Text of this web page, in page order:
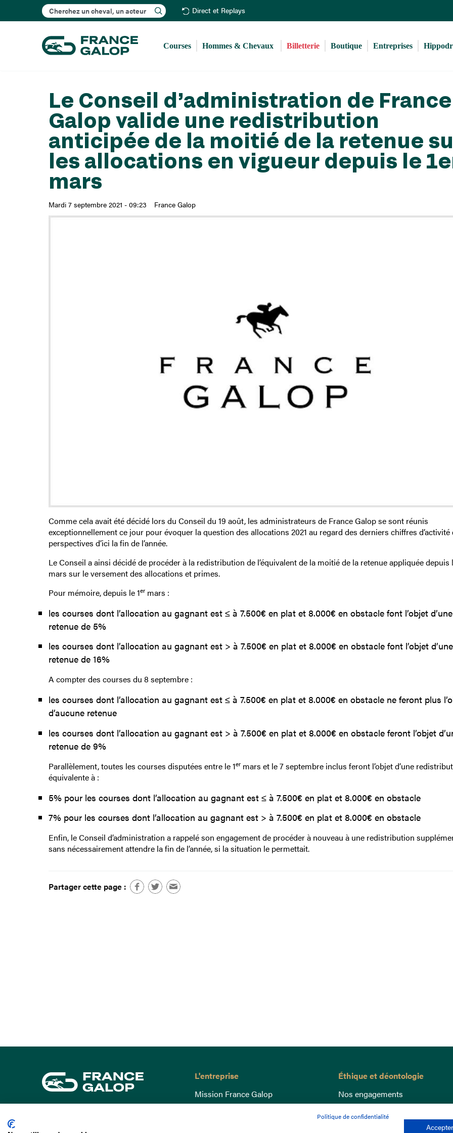
au
principal
Rechercher Direct et Replays
Courses Hommes & Chevaux Billetterie Boutique Entreprises
Le Conseil d’administration de France
Galop valide une redistribution
anticipée de la moitié de la retenue
les allocations en vigueur depuis le
mars
Mardi 7 septembre 2021 - 09:23 France Galop
Comme cela avait été décidé lors du Conseil du 19 août, les administrateurs de France Galop se sont réunis
exceptionnellement ce jour pour évoquer la question des allocations 2021 au regard des derniers chiffres d’activité
perspectives d’ici la fin de l’année.
Le Conseil a ainsi décidé de procéder à la redistribution de l’équivalent de la moitié de la retenue appliquée depuis
mars sur le versement des allocations et primes.
Pour mémoire, depuis le 1ermars :
les courses dont l’allocation au gagnant est ≤ à 7.500€ en plat et 8.000€ en obstacle font l’objet d’une
retenue de 5%
les courses dont l’allocation au gagnant est > à 7.500€ en plat et 8.000€ en obstacle font l’objet d’une
retenue de 16%
A compter des courses du 8 septembre :
les courses dont l’allocation au gagnant est ≤ à 7.500€ en plat et 8.000€ en obstacle ne feront plus
d’aucune retenue
les courses dont l’allocation au gagnant est > à 7.500€ en plat et 8.000€ en obstacle feront l’objet
retenue de 9%
Parallèlement, toutes les courses disputées entre le 1ermars et le 7 septembre inclus feront l’objet d’une
équivalente à :
5% pour les courses dont l’allocation au gagnant est ≤ à 7.500€ en plat et 8.000€ en obstacle
7% pour les courses dont l’allocation au gagnant est > à 7.500€ en plat et 8.000€ en obstacle
Enfin, le Conseil d’administration a rappelé son engagement de procéder à nouveau à une redistribution
sans nécessairement attendre la fin de l’année, si la situation le permettait.
Partager cette page :
L'entreprise
Mission France Galop
Gouvernance
Éthique et déontologie
Nos engagements
Lutte anti-dopage
Bien être equin
Politique de confidentialité